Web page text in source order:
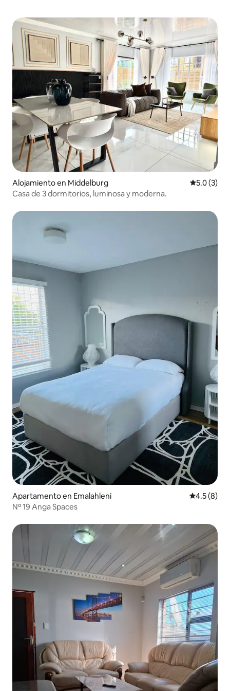
Alojamiento en Middelburg
5.0 (3)
Casa de 3 dormitorios, luminosa y moderna.
Apartamento en Emalahleni
4.5 (8)
Nº 19 Anga Spaces